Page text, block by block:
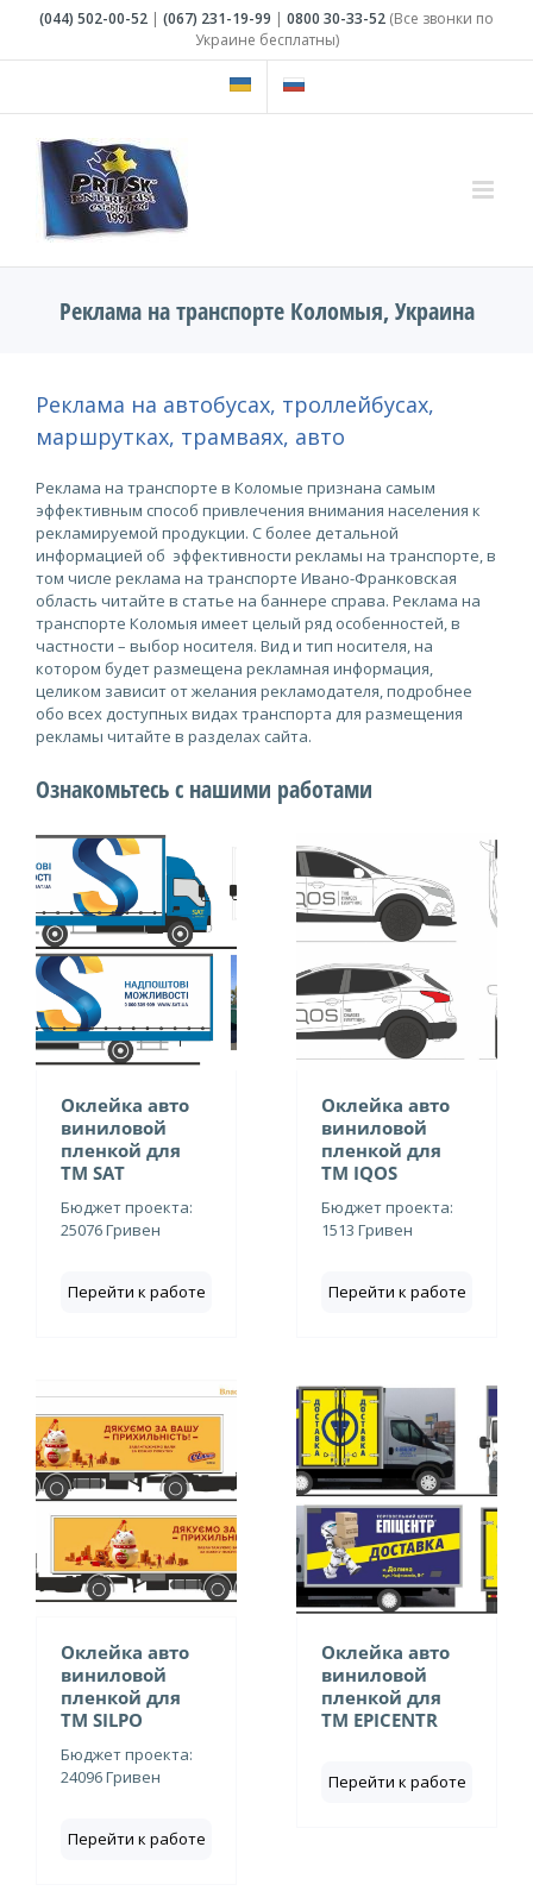
content
(044) 502-00-52 | (067) 231-19-99 | 0800 30-33-52 (Все звонки по
Украине бесплатны)
Реклама на транспорте Коломыя, Украина
Реклама на автобусах, троллейбусах,
маршрутках, трамваях, авто
Реклама на транспорте в Коломые признана самым
эффективным способ привлечения внимания населения к
рекламируемой продукции. С более детальной
информацией об эффективности рекламы на транспорте, в
том числе реклама на транспорте Ивано-Франковская
область читайте в статье на баннере справа. Реклама на
транспорте Коломыя имеет целый ряд особенностей, в
частности – выбор носителя. Вид и тип носителя, на
котором будет размещена рекламная информация,
целиком зависит от желания рекламодателя, подробнее
обо всех доступных видах транспорта для размещения
рекламы читайте в разделах сайта.
Ознакомьтесь с нашими работами
Оклейка авто
виниловой
пленкой для
ТМ SAT
Бюджет проекта:
25076 Гривен
Перейти к работе
Оклейка авто
виниловой
пленкой для
ТМ IQOS
Бюджет проекта:
1513 Гривен
Перейти к работе
Оклейка авто
виниловой
пленкой для
ТМ SILPO
Бюджет проекта:
24096 Гривен
Перейти к работе
Оклейка авто
виниловой
пленкой для
ТМ EPICENTR
Перейти к работе